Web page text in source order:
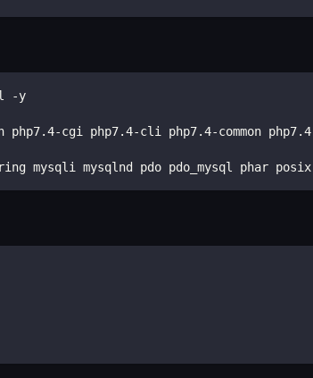
-y
cgi php7.4-cli php7.4-common
mysqlnd pdo pdo_mysql phar posix